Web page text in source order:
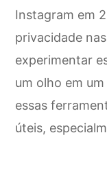
Instagram em
privacidade
experimentar
um olho em
essas
úteis,